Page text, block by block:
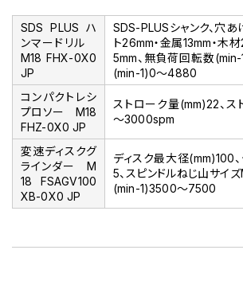
SDS PLUS ハ
ンマードリル
M18 FHX-0X0
JP
SDS-PLUSシャンク、穴
ト26mm・金属13mm・木
5mm、無負荷回転数
(min-1)0～4880
コンパクトレシ
プロソー M18
FHZ-0X0 JP
ストローク量(mm)22、
～3000spm
変速ディスクグ
ラインダー M
18 FSAGV100
XB-0X0 JP
ディスク最大径(mm)100
5、スピンドルねじ山サイ
(min-1)3500～7500